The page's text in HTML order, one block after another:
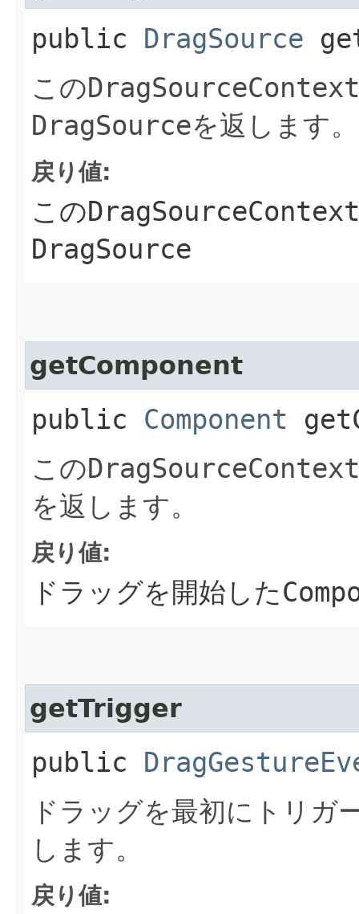
public DragSource
このDragSourceContext
DragSourceを返します。
戻り値:
このDragSourceContext
DragSource
getComponent
public Component
このDragSourceContext
を返します。
戻り値:
ドラッグを開始した
getTrigger
public
ドラッグを最初にトリガ
します。
戻り値: